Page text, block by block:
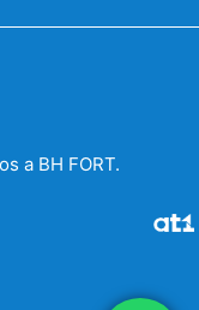
a BH FORT.